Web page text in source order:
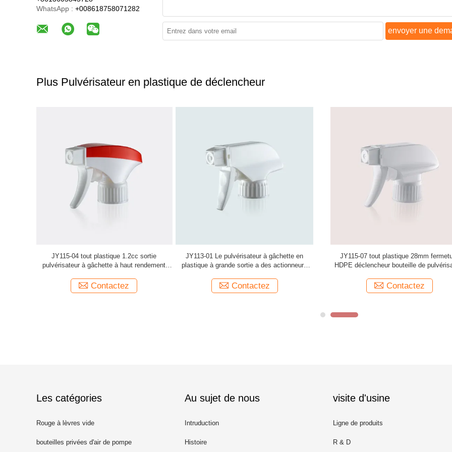
WhatsApp : +008618758071282
envoyer une
Plus Pulvérisateur en plastique de déclencheur
JY113-01 Le pulvérisateur à gâchette en
plastique à grande sortie a des actionneurs
Contactez
JY115-07 tout plastique 28mm fermeture
HDPE déclencheur bouteille de pulvérisation
Contactez
pistolet à pulvérisation de pompe
accumulation de pression,
Contactez
Les catégories
Rouge à lèvres vide
bouteilles privées d'air de pompe
Au sujet de nous
Intruduction
Histoire
visite d'usine
Ligne de produits
R & D